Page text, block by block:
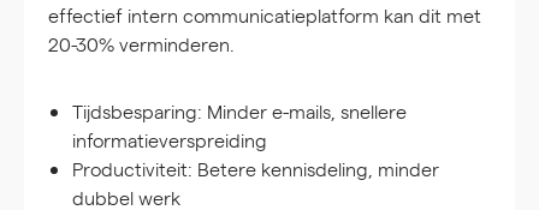
effectief intern communicatieplatform kan dit met
20-30% verminderen.
Tijdsbesparing: Minder e-mails, snellere
informatieverspreiding
Productiviteit: Betere kennisdeling, minder
dubbel werk